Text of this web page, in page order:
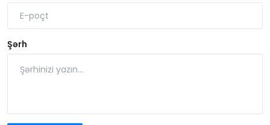
Şərh